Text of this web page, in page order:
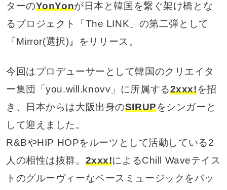
ターのYonYonが日本と韓国を繋ぐ架け橋とな
るプロジェクト「The LINK」の第二弾として
『Mirror(選択)』をリリース。
今回はプロデューサーとして韓国のクリエイタ
ー集団「you.will.knovv」に所属する2xxx!を招
き、日本からは大阪出身のSIRUPをシンガーと
して迎えました。
R&BやHIP HOPをルーツとして活動している2
人の相性は抜群。 2xxx!によるChill Waveテイス
トのグルーヴィーなベースミュージックをバッ